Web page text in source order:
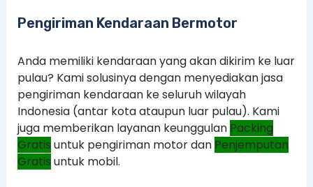
Pengiriman Kendaraan Bermotor
Anda memiliki kendaraan yang akan dikirim ke luar
pulau? Kami solusinya dengan menyediakan jasa
pengiriman kendaraan ke seluruh wilayah
Indonesia (antar kota ataupun luar pulau). Kami
juga memberikan layanan keunggulan Packing
Gratis untuk pengiriman motor dan Penjemputan
Gratis untuk mobil.